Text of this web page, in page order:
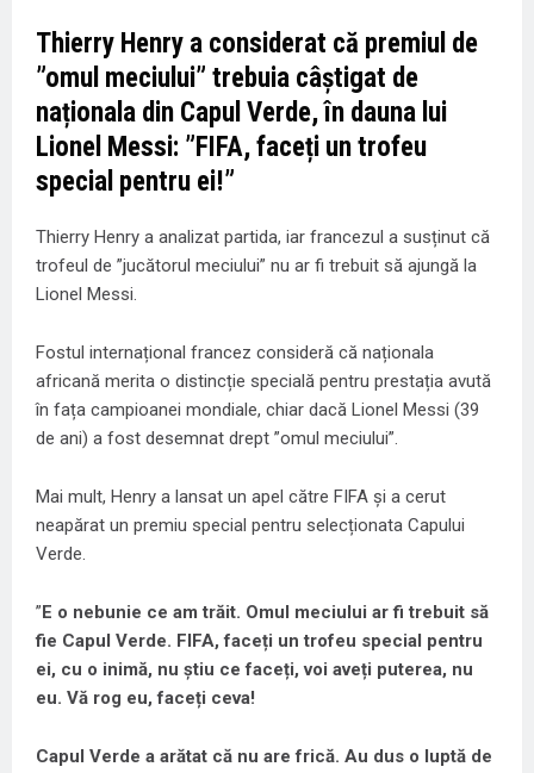
Thierry Henry a considerat că premiul de
”omul meciului” trebuia câștigat de
naționala din Capul Verde, în dauna lui
Lionel Messi: ”FIFA, faceți un trofeu
special pentru ei!”
Thierry Henry a analizat partida, iar francezul a susținut că
trofeul de ”jucătorul meciului” nu ar fi trebuit să ajungă la
Lionel Messi.
Fostul internațional francez consideră că naționala
africană merita o distincție specială pentru prestația avută
în fața campioanei mondiale, chiar dacă Lionel Messi (39
de ani) a fost desemnat drept ”omul meciului”.
Mai mult, Henry a lansat un apel către FIFA și a cerut
neapărat un premiu special pentru selecționata Capului
Verde.
”E o nebunie ce am trăit. Omul meciului ar fi trebuit să
fie Capul Verde. FIFA, faceți un trofeu special pentru
ei, cu o inimă, nu știu ce faceți, voi aveți puterea, nu
eu. Vă rog eu, faceți ceva!
Capul Verde a arătat că nu are frică. Au dus o luptă de